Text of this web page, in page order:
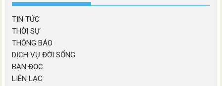
TIN TỨC
THỜI SỰ
THÔNG BÁO
DỊCH VỤ ĐỜI SỐNG
BẠN ĐỌC
LIÊN LẠC